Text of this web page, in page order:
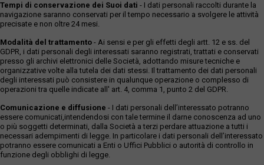
Tempi di conservazione dei Suoi dati - I dati personali raccolti durante la
navigazione saranno conservati per il tempo necessario a svolgere le attività
precisate e non oltre 24 mesi.
Modalità del trattamento - Ai sensi e per gli effetti degli artt. 12 e ss. del
GDPR, i dati personali degli interessati saranno registrati, trattati e conservati
presso gli archivi elettronici delle Società, adottando misure tecniche e
organizzative volte alla tutela dei dati stessi. Il trattamento dei dati personali
degli interessati può consistere in qualunque operazione o complesso di
operazioni tra quelle indicate all' art. 4, comma 1, punto 2 del GDPR.
Comunicazione e diffusione - I dati personali dell’interessato potranno
essere comunicati,intendendosi con tale termine il darne conoscenza ad uno
o più soggetti determinati, dalla Società a terzi perdare attuazione a tutti i
necessari adempimenti di legge. In particolare i dati personali dell’interessato
potranno essere comunicati a Enti o Uffici Pubblici o autorità di controllo in
funzione degli obblighi di legge.